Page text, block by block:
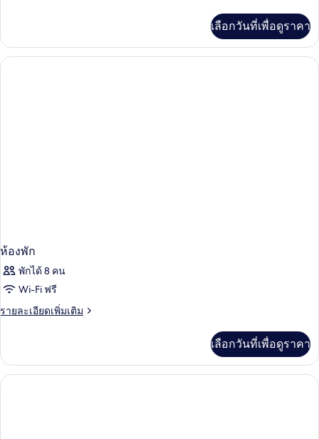
เกี่ยว
กับ
ห้อง
เลือกวันที่เพื่อดูราคา
ห้องพัก
พักได้ 8 คน
Wi-Fi ฟรี
รายละเอียดเพิ่มเติม
ราย
เกี่ยว
กับ
ห้อง
เลือกวันที่เพื่อดูราคา